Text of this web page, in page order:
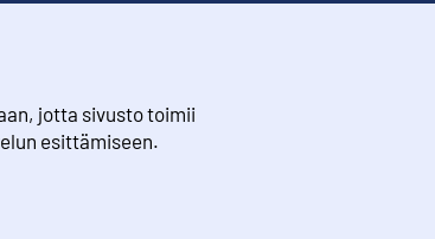
jotta sivusto toimii
esittämiseen.